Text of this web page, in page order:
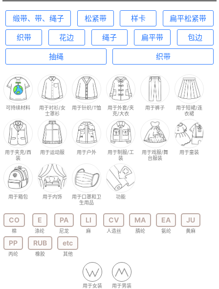
缎带、带、绳子 松紧带 样卡 扁平松紧带
织带 花边 绳子 扁平带 包边
抽绳 织带
可持续材料
用于衬衫/女
士罩衫
用于针织/T恤
用于外套/夹
克/大衣
用于裤子
用于短裙/连
衣裙
用于夹克/西
装
用于运动服 用于户外
用于制服/工
装
用于戏服/舞
台服装
用于童装
用于箱包 用于内饰
用于口罩和卫
生用品
功能
CO
棉
E
涤纶
PA
尼龙
LI
麻
CV
人造丝
MA
腈纶
EA
氨纶
JU
黄麻
PP
丙纶
RUB
橡胶
etc
其他
用于女装 用于男装